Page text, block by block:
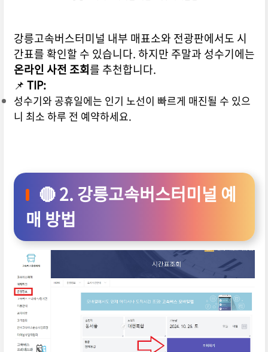
강릉고속버스터미널 내부 매표소와 전광판에서도 시
간표를 확인할 수 있습니다. 하지만 주말과 성수기에는
온라인 사전 조회를 추천합니다.
📌 TIP:
성수기와 공휴일에는 인기 노선이 빠르게 매진될 수 있으
니 최소 하루 전 예약하세요.
🔴 2. 강릉고속버스터미널 예
매 방법